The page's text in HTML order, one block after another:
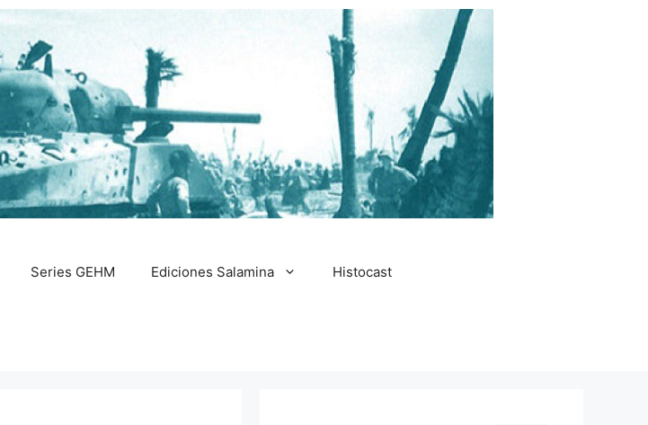
Series GEHM Ediciones Salamina Histocast